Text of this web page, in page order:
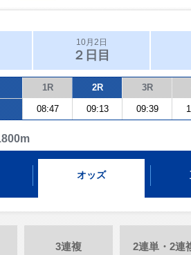
10月2日
２日目
1R 2R 3R
08:47 09:13 09:39
オッズ
3連複 2連単・2連